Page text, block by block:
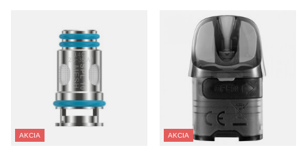
AKCIA AKCIA